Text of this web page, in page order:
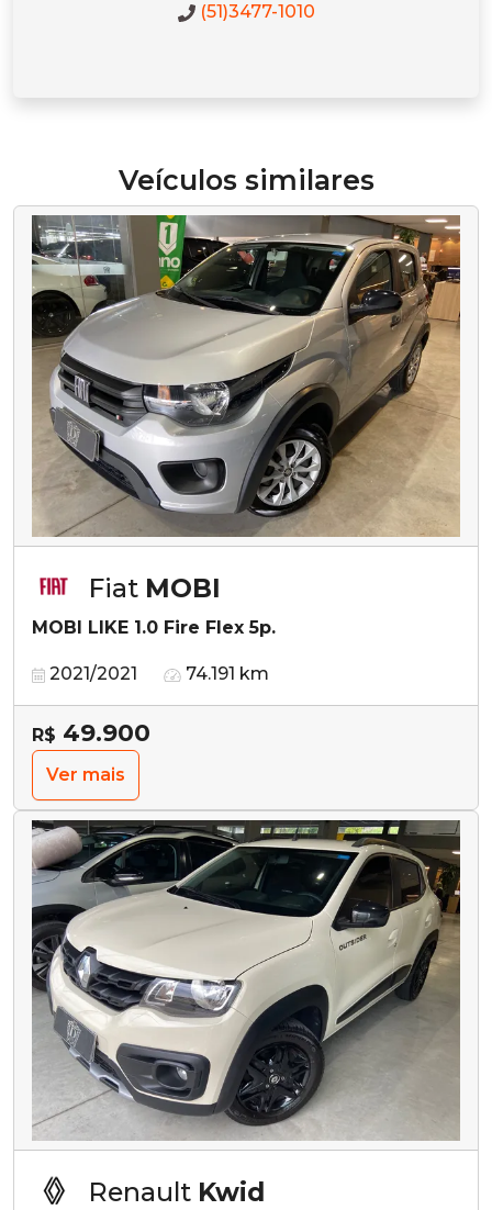
(51)3477-1010
Veículos similares
Fiat MOBI
MOBI LIKE 1.0 Fire Flex 5p.
2021/2021 74.191 km
R$ 49.900
Ver mais
Renault Kwid